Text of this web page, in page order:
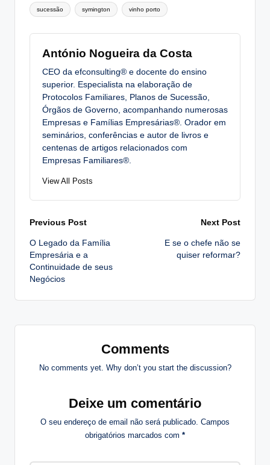
sucessão symington vinho porto
António Nogueira da Costa
CEO da efconsulting® e docente do ensino
superior. Especialista na elaboração de
Protocolos Familiares, Planos de Sucessão,
Órgãos de Governo, acompanhando numerosas
Empresas e Famílias Empresárias®. Orador em
seminários, conferências e autor de livros e
centenas de artigos relacionados com
Empresas Familiares®.
View All Posts
Post
navigation
Previous Post
O Legado da Família
Empresária e a
Continuidade de seus
Negócios
Next Post
E se o chefe não se
quiser reformar?
Comments
No comments yet. Why don’t you start the discussion?
Deixe um comentário
O seu endereço de email não será publicado. Campos
obrigatórios marcados com *